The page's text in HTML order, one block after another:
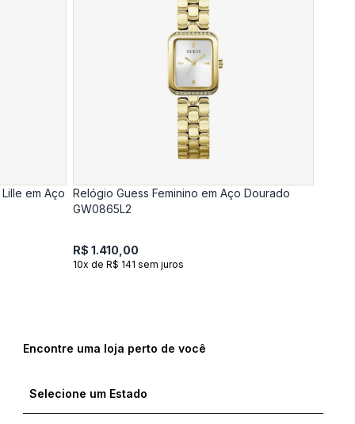
em Aço
Relógio Guess Feminino em Aço Dourado
GW0865L2
R$ 1.410,00
10x de R$ 141 sem juros
Encontre uma loja perto de você